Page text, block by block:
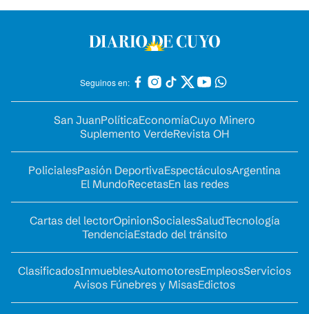
Seguinos en:
San JuanPolíticaEconomíaCuyo Minero
Suplemento VerdeRevista OH
PolicialesPasión DeportivaEspectáculosArgentina
El MundoRecetasEn las redes
Cartas del lectorOpinionSocialesSaludTecnología
TendenciaEstado del tránsito
ClasificadosInmueblesAutomotoresEmpleosServicios
Avisos Fúnebres y MisasEdictos